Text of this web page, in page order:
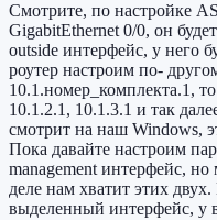
Смотрите, по настройке
GigabitEthernet 0/0, он
outside интерфейс, у него
роутер настроим по-
10.1.номер_комплекта.1,
10.1.2.1, 10.1.3.1 и так
смотрит на наш Windows,
Пока давайте настроим
management интерфейс,
деле нам хватит этих
выделенный интерфейс, у